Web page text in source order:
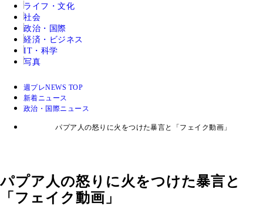
ライフ・文化
社会
政治・国際
経済・ビジネス
IT・科学
写真
週プレNEWS TOP
新着ニュース
政治・国際ニュース
パプア人の怒りに火をつけた暴言と「フェイク動画」
パプア人の怒りに火をつけた暴言と
「フェイク動画」